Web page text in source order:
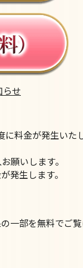
せ
に料金が発生いた
願いします。
発生します。
一部を無料でご